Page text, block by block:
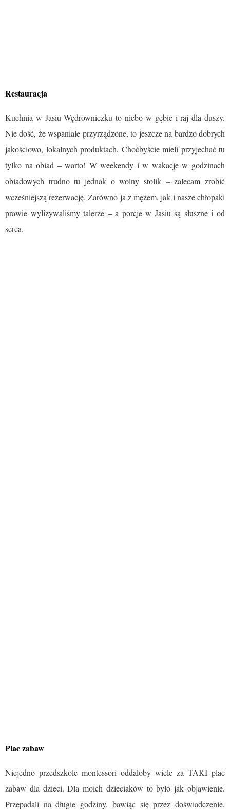
Restauracja
Kuchnia w Jasiu Wędrowniczku to niebo w gębie i raj dla duszy.
Nie dość, że wspaniale przyrządzone, to jeszcze na bardzo dobrych
jakościowo, lokalnych produktach. Choćbyście mieli przyjechać tu
tylko na obiad – warto! W weekendy i w wakacje w godzinach
obiadowych trudno tu jednak o wolny stolik – zalecam zrobić
wcześniejszą rezerwację. Zarówno ja z mężem, jak i nasze chłopaki
prawie wylizywaliśmy talerze – a porcje w Jasiu są słuszne i od
serca.
Plac zabaw
Niejedno przedszkole montessori oddałoby wiele za TAKI plac
zabaw dla dzieci. Dla moich dzieciaków to było jak objawienie.
Przepadali na długie godziny, bawiąc się przez doświadczenie,